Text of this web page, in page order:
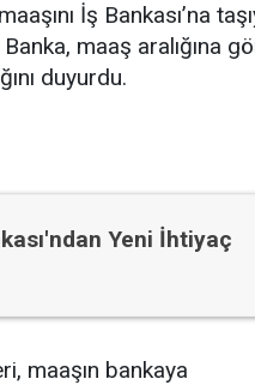
İş Bankası’na
maaş aralığına
duyurdu.
Yeni İhtiyaç
maaşın bankaya